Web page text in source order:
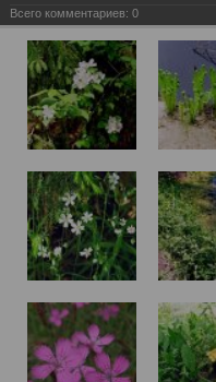
Всего комментариев: 0